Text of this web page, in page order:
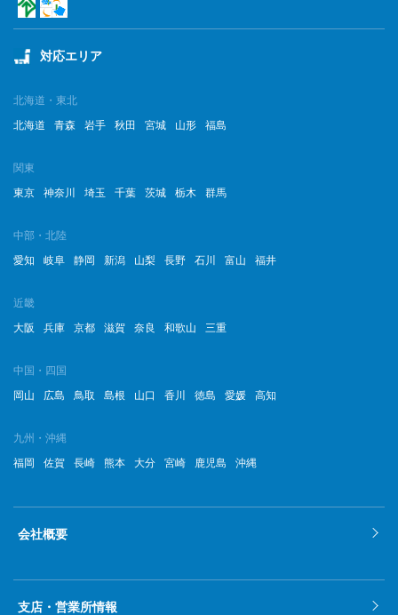
対応エリア
北海道・東北
北海道
青森 岩手 秋田 宮城 山形 福島
関東
東京
神奈川 埼玉 千葉 茨城 栃木 群馬
中部・北陸
愛知
岐阜 静岡 新潟 山梨 長野 石川 富山 福井
近畿
大阪
兵庫 京都 滋賀 奈良 和歌山 三重
中国・四国
岡山
広島 鳥取 島根 山口 香川 徳島 愛媛 高知
九州・沖縄
福岡
佐賀 長崎 熊本 大分 宮崎 鹿児島 沖縄
会社概要
支店・営業所情報